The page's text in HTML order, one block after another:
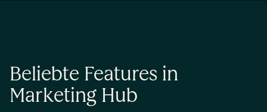
Beliebte Features in
Marketing Hub